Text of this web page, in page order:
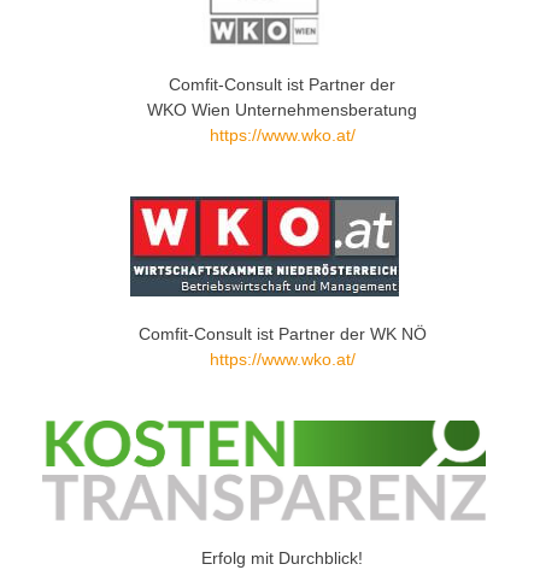
Comfit-Consult ist Partner der
WKO Wien Unternehmensberatung
https://www.wko.at/
Comfit-Consult ist Partner der WK NÖ
https://www.wko.at/
Erfolg mit Durchblick!